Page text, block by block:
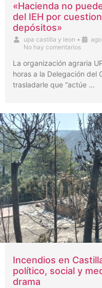
«Hacienda no
del IEH por
depósitos»
upa castilla y leon •
No hay comentarios
La organización agraria
horas a la Delegación del
trasladarle que “actúe …
Incendios en
político, social y
drama